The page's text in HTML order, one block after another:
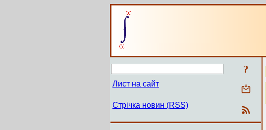
?
Лист на сайт
Стрічка новин (RSS)